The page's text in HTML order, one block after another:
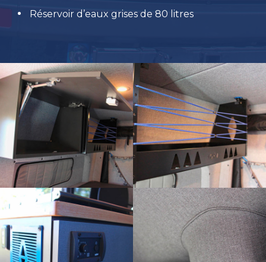
Réservoir d’eaux grises de 80 litres